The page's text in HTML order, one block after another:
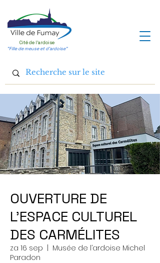
Cité de l'ardoise
"Fille de meuse et d'ardoise"
OUVERTURE DE
L'ESPACE CULTUREL
DES CARMÉLITES
za 16 sep
Musée de l’ardoise Michel
Paradon